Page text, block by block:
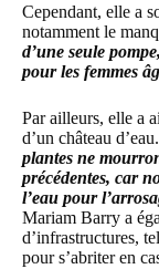
Cependant, elle a
notamment le
d’une seule
pour les femmes
Par ailleurs, elle a
d’un château
plantes ne
précédentes, car
l’eau pour
Mariam Barry a
d’infrastructures,
pour s’abriter en